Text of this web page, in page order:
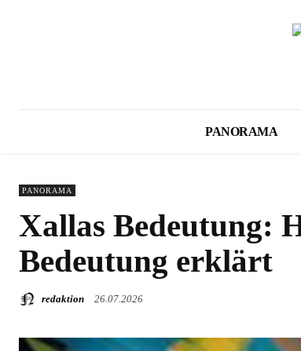
PANORAMA
PANORAMA
Xallas Bedeutung:
Bedeutung erklärt
redaktion 26.07.2026